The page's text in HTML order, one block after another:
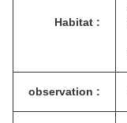
Habitat :
observation :